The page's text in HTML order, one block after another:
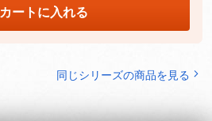
カートに入れる
同じシリーズの商品を見る